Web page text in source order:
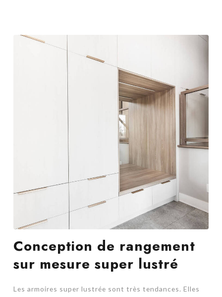
Conception de rangement
sur mesure super lustré
Les armoires super lustrée sont très tendances. Elles